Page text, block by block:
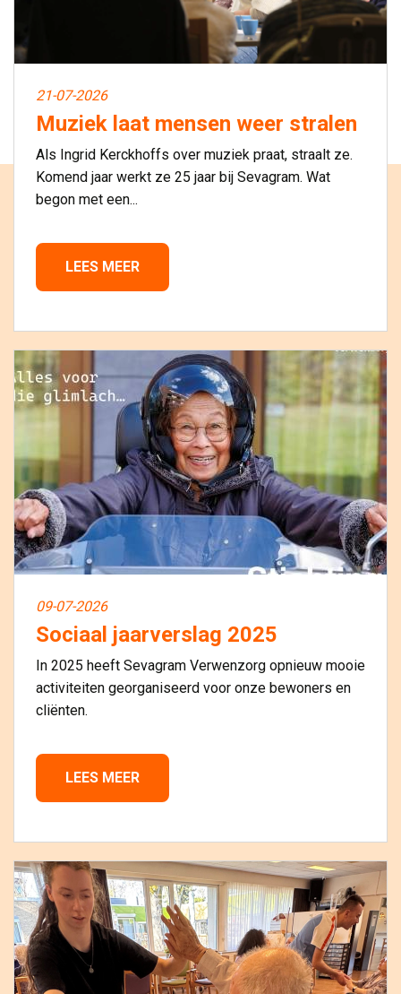
21-07-2026
Muziek laat mensen weer stralen
Als Ingrid Kerckhoffs over muziek praat, straalt ze.
Komend jaar werkt ze 25 jaar bij Sevagram. Wat
begon met een...
LEES MEER
09-07-2026
Sociaal jaarverslag 2025
In 2025 heeft Sevagram Verwenzorg opnieuw mooie
activiteiten georganiseerd voor onze bewoners en
cliënten.
LEES MEER